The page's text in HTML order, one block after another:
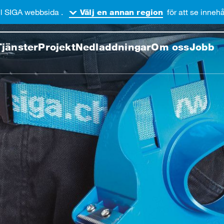
denna webbsida
ProjektNedladdningarOm ossJobb
SIGA webbsida . Välj en annan region för att se